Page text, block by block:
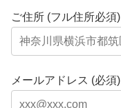
ご住所 (フル住所必須)
メールアドレス (必須)